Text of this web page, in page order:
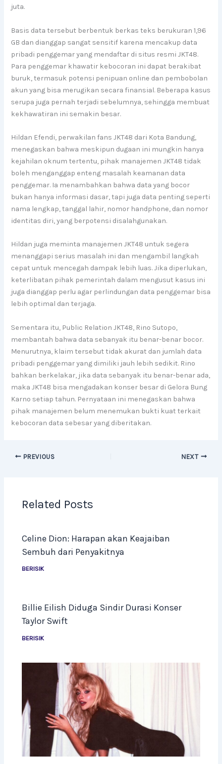
juta.
Basis data tersebut berbentuk berkas teks berukuran 1,96
GB dan dianggap sangat sensitif karena mencakup data
pribadi penggemar yang mendaftar di situs resmi JKT48.
Para penggemar khawatir kebocoran ini dapat berakibat
buruk, termasuk potensi penipuan online dan pembobolan
akun yang bisa merugikan secara finansial. Beberapa kasus
serupa juga pernah terjadi sebelumnya, sehingga membuat
kekhawatiran ini semakin besar.
Hildan Efendi, perwakilan fans JKT48 dari Kota Bandung,
menegaskan bahwa meskipun dugaan ini mungkin hanya
kejahilan oknum tertentu, pihak manajemen JKT48 tidak
boleh menganggap enteng masalah keamanan data
penggemar. Ia menambahkan bahwa data yang bocor
bukan hanya informasi dasar, tapi juga data penting seperti
nama lengkap, tanggal lahir, nomor handphone, dan nomor
identitas diri, yang berpotensi disalahgunakan.
Hildan juga meminta manajemen JKT48 untuk segera
menanggapi serius masalah ini dan mengambil langkah
cepat untuk mencegah dampak lebih luas. Jika diperlukan,
keterlibatan pihak pemerintah dalam mengusut kasus ini
juga dianggap perlu agar perlindungan data penggemar bisa
lebih optimal dan terjaga.
Sementara itu, Public Relation JKT48, Rino Sutopo,
membantah bahwa data sebanyak itu benar-benar bocor.
Menurutnya, klaim tersebut tidak akurat dan jumlah data
pribadi penggemar yang dimiliki jauh lebih sedikit. Rino
bahkan berkelakar, jika data sebanyak itu benar-benar ada,
maka JKT48 bisa mengadakan konser besar di Gelora Bung
Karno setiap tahun. Pernyataan ini menegaskan bahwa
pihak manajemen belum menemukan bukti kuat terkait
kebocoran data sebesar yang diberitakan.
PREVIOUS NEXT
Related Posts
Celine Dion: Harapan akan Keajaiban
Sembuh dari Penyakitnya
BERISIK
Billie Eilish Diduga Sindir Durasi Konser
Taylor Swift
BERISIK